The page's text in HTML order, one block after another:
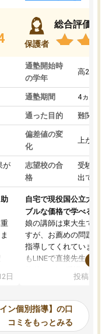
が
日
保護者
総合評価
通塾開始時
の学年
高2
通塾期間 4ヵ月～1
通った目的 難関私立
偏差値の変
化
上がった
志望校の合
格
受験して
出ていな
自宅で現役国公立大学生
ブルな価格で学べる
娘の講師は東大生では無
すが、お薦めの問題集や
指導してくれています。
もLINEで直接先生に質問
めれるので、個人に合
いなのがあり(有料)、受
ことをどんなスケジュー
くか相談したのですが、
投稿日：
ン個別指導】の口
コミをもっとみる